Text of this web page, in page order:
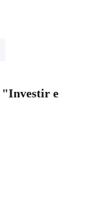
"Investir e